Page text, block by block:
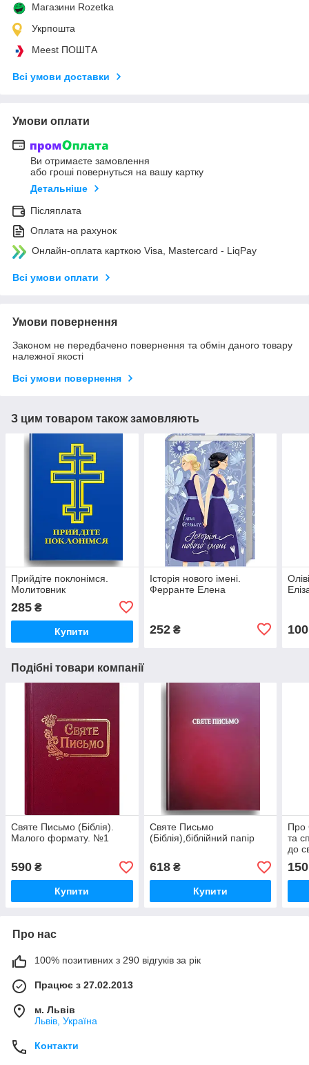
Магазини Rozetka
Укрпошта
Meest ПОШТА
Всі умови доставки
Умови оплати
Ви отримаєте замовлення
або гроші повернуться на вашу картку
Детальніше
Післяплата
Оплата на рахунок
Онлайн-оплата карткою Visa, Mastercard - LiqPay
Всі умови оплати
Умови повернення
Законом не передбачено повернення та обмін даного товару
належної якості
Всі умови повернення
З цим товаром також замовляють
Прийдіте поклонімся.
Молитовник
285 ₴
Купити
Історія нового імені.
Ферранте Елена
252₴ 100
Подібні товари компанії
Святе Письмо (Біблія).
Малого формату. №1
590 ₴
Купити
Святе Письмо
(Біблія),біблійний папір
618₴
Купити
Про
та
до
М.,
150
Про нас
100% позитивних з 290 відгуків за рік
Працює з 27.02.2013
м. Львів
Львів, Україна
Контакти